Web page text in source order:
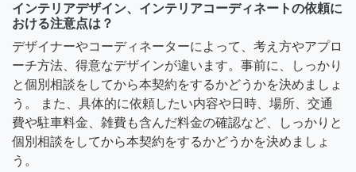
インテリアデザイン、インテリアコーディネートの依頼に
おける注意点は？
デザイナーやコーディネーターによって、考え方やアプロ
ーチ方法、得意なデザインが違います。事前に、しっかり
と個別相談をしてから本契約をするかどうかを決めましょ
う。 また、具体的に依頼したい内容や日時、場所、交通
費や駐車料金、雑費も含んだ料金の確認など、しっかりと
個別相談をしてから本契約をするかどうかを決めましょ
う。